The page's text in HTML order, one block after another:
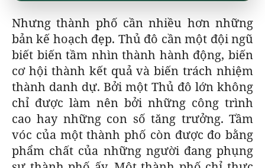
Nhưng thành phố cần nhiều hơn những
bản kế hoạch đẹp. Thủ đô cần một đội ngũ
biết biến tầm nhìn thành hành động, biến
cơ hội thành kết quả và biến trách nhiệm
thành danh dự. Bởi một Thủ đô lớn không
chỉ được làm nên bởi những công trình
cao hay những con số tăng trưởng. Tầm
vóc của một thành phố còn được đo bằng
phẩm chất của những người đang phụng